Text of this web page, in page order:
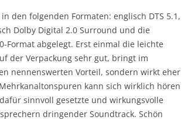
den folgenden Formaten: englisch DTS 5.1,
Dolby Digital 2.0 Surround und die
Format abgelegt. Erst einmal die leichte
der Verpackung sehr gut, bringt im
nennenswerten Vorteil, sondern wirkt eher
kann sich wirklich hören
sinnvoll gesetzte und wirkungsvolle
dringender Soundtrack. Schön